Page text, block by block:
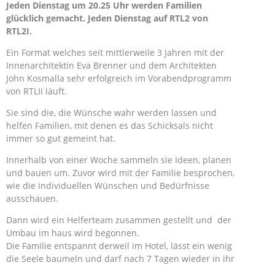
Jeden Dienstag um 20.25 Uhr werden Familien
glücklich gemacht. Jeden Dienstag auf RTL2 von
RTL2I.
Ein Format welches seit mittlerweile 3 Jahren mit der
Innenarchitektin Eva Brenner und dem Architekten
John Kosmalla sehr erfolgreich im Vorabendprogramm
von RTLII läuft.
Sie sind die, die Wünsche wahr werden lassen und
helfen Familien, mit denen es das Schicksals nicht
immer so gut gemeint hat.
Innerhalb von einer Woche sammeln sie Ideen, planen
und bauen um. Zuvor wird mit der Familie besprochen,
wie die individuellen Wünschen und Bedürfnisse
ausschauen.
Dann wird ein Helferteam zusammen gestellt und der
Umbau im haus wird begonnen.
Die Familie entspannt derweil im Hotel, lässt ein wenig
die Seele baumeln und darf nach 7 Tagen wieder in ihr